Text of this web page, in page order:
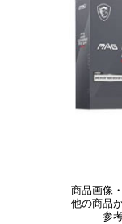
商品画像
他の商品
参